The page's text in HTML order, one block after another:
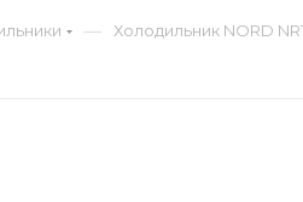
— Холодильник NORD